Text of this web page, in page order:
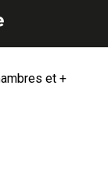
et +